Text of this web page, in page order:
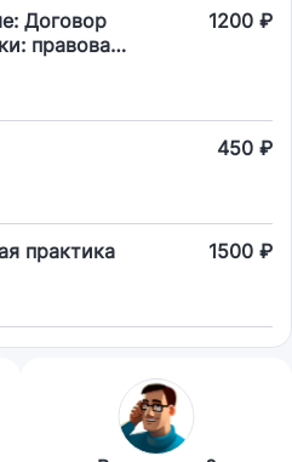
Договор
правовая
1200 ₽
450 ₽
практика 1500 ₽